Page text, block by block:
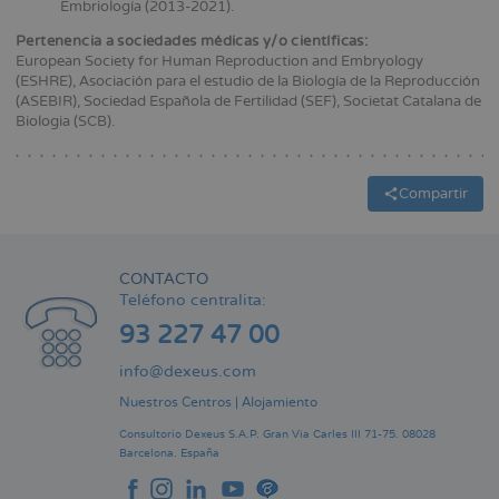
Embriología (2013-2021).
Pertenencia a sociedades médicas y/o científicas:
European Society for Human Reproduction and Embryology
(ESHRE), Asociación para el estudio de la Biología de la Reproducción
(ASEBIR), Sociedad Española de Fertilidad (SEF), Societat Catalana de
Biologia (SCB).
Compartir
CONTACTO
Teléfono centralita:
93 227 47 00
info@dexeus.com
Nuestros Centros | Alojamiento
Consultorio Dexeus S.A.P. Gran Via Carles III 71-75. 08028
Barcelona. España